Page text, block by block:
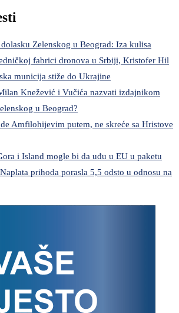
Zelenskog u Beograd: Iza kulisa
fabrici dronova u Srbiji, Kristofer Hil
municija stiže do Ukrajine
Knežević i Vučića nazvati izdajnikom
u Beograd?
Amfilohijevim putem, ne skreće sa Hristove
i Island mogle bi da uđu u EU u paketu
prihoda porasla 5,5 odsto u odnosu na